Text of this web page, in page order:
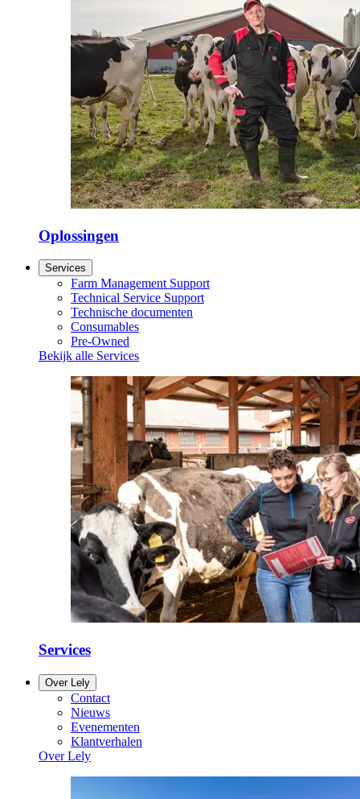
Oplossingen
Services
Farm Management Support
Technical Service Support
Technische documenten
Consumables
Pre-Owned
Bekijk alle Services
Services
Over Lely
Contact
Nieuws
Evenementen
Klantverhalen
Over Lely